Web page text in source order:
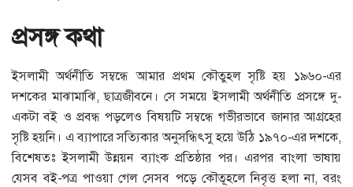
প্রসঙ্গ কথা
ইসলামী অর্থনীতি সম্বন্ধে আমার প্রথম কৌতুহল সৃষ্টি হয় ১৯৬০-এর
দশকের মাঝামাঝি, ছাত্রজীবনে। সে সময়ে ইসলামী অর্থনীতি প্রসঙ্গে দু-
একটা বই ও প্রবন্ধ পড়লেও বিষয়টি সম্বন্ধে গভীরভাবে জানার আগ্রহের
সৃষ্টি হয়নি। এ ব্যাপারে সত্যিকার অনুসন্ধিৎসু হয়ে উঠি ১৯৭০-এর দশকে,
বিশেষতঃ ইসলামী উন্নয়ন ব্যাংক প্রতিষ্ঠার পর। এরপর বাংলা ভাষায়
যেসব বই-পত্র পাওয়া গেল সেসব পড়ে কৌতূহলে নিবৃত্ত হলা না, বরং